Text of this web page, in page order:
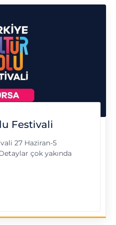
Festivali
27 Haziran-5
çok yakında